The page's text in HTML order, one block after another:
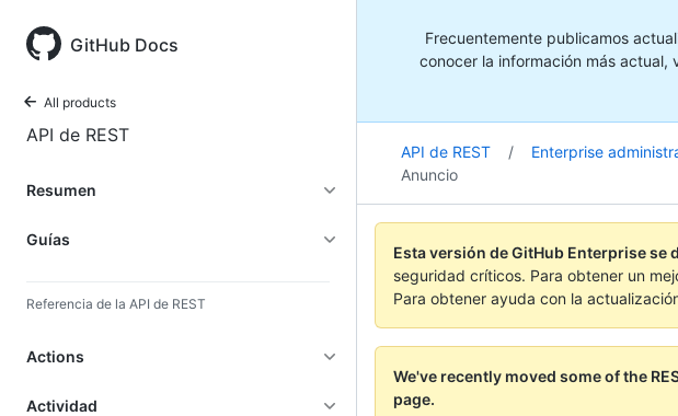
GitHub Docs
All products
API de REST
Resumen
Guías
Referencia de la API de REST
Actions
Actividad
Frecuentemente publicamos
conocer la información más actual,
API de REST / Enterprise
Anuncio
Esta versión de GitHub Enterprise se
seguridad críticos. Para obtener un
Para obtener ayuda con la
We've recently moved some of the
page.